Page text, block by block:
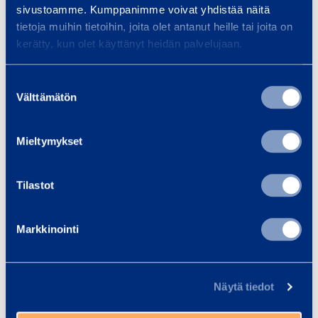
sivustoamme. Kumppanimme voivat yhdistää näitä
tietoja muihin tietoihin, joita olet antanut heille tai joita on
kerätty, kun olet käyttänyt heidän palvelujaan.
valinta
Välttämätön
Mieltymykset
Tilastot
Markkinointi
Näytä tiedot
Safety
Documents